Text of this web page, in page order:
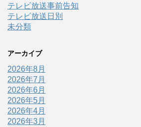
テレビ放送事前告知
テレビ放送日別
未分類
アーカイブ
2026年8月
2026年7月
2026年6月
2026年5月
2026年4月
2026年3月